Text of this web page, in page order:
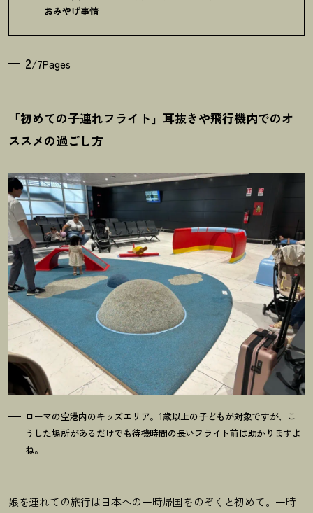
おみやげ事情
2/7Pages
「初めての子連れフライト」耳抜きや飛行機内でのオ
ススメの過ごし方
ローマの空港内のキッズエリア。1歳以上の子どもが対象ですが、こ
うした場所があるだけでも待機時間の長いフライト前は助かりますよ
ね。
娘を連れての旅行は日本への一時帰国をのぞくと初めて。一時